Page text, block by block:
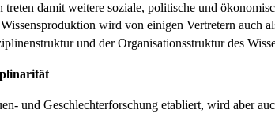
damit weitere soziale, politische und
wird von einigen Vertretern auch
und der Organisations­struktur des
und Geschlechter­forschung etabliert, wird aber